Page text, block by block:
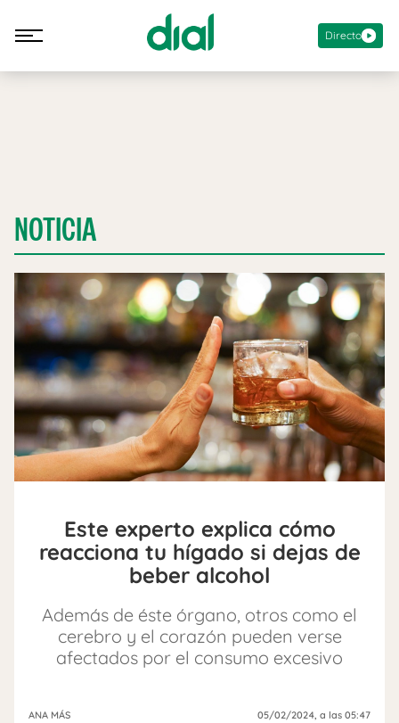
Directo
NOTICIA
Este experto explica cómo
reacciona tu hígado si dejas de
beber alcohol
Además de éste órgano, otros como el
cerebro y el corazón pueden verse
afectados por el consumo excesivo
ANA MÁS 05/02/2024, a las 05:47